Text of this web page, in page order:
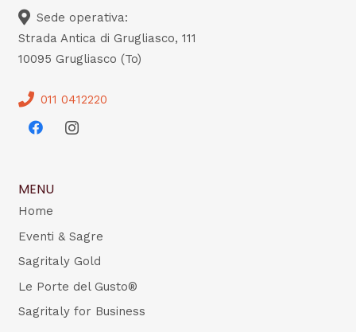
Sede operativa:
Strada Antica di Grugliasco, 111
10095 Grugliasco (To)
011 0412220
MENU
Home
Eventi & Sagre
Sagritaly Gold
Le Porte del Gusto®
Sagritaly for Business